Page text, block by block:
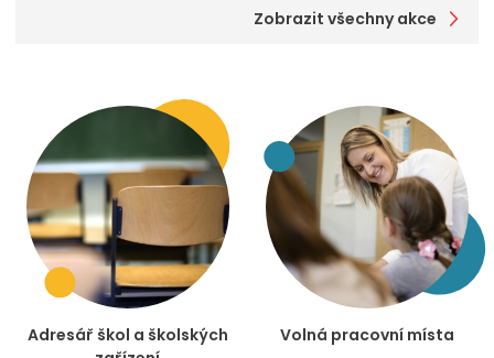
Zobrazit všechny akce
Adresář škol a školských
Volná pracovní místa